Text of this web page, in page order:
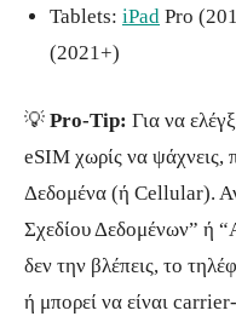
Tablets: iPad Pro
(2021+)
💡 Pro-Tip: Για να
eSIM χωρίς να ψάχνεις,
Δεδομένα (ή Cellular).
Σχεδίου Δεδομένων” ή
δεν την βλέπεις, το
ή μπορεί να είναι